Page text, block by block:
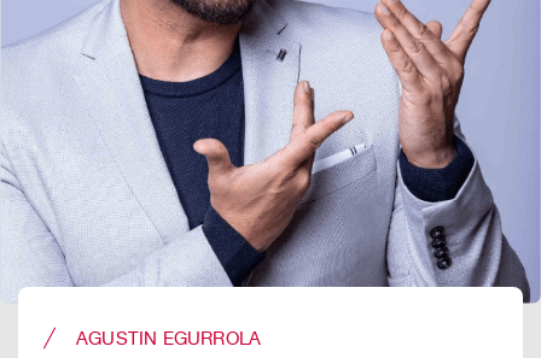
AGUSTIN EGURROLA